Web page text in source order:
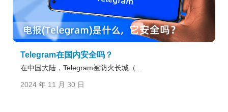
Telegram在国内安全吗？
在中国大陆，Telegram被防火长城（...
2024 年 11 月 30 日